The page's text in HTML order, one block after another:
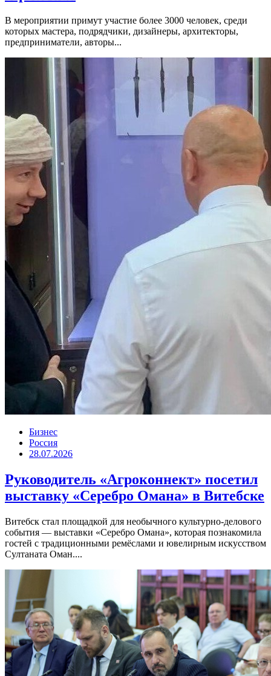
В мероприятии примут участие более 3000 человек, среди
которых мастера, подрядчики, дизайнеры, архитекторы,
предприниматели, авторы...
Бизнес
Россия
28.07.2026
Руководитель «Агроконнект» посетил
выставку «Серебро Омана» в Витебске
Витебск стал площадкой для необычного культурно-делового
события — выставки «Серебро Омана», которая познакомила
гостей с традиционными ремёслами и ювелирным искусством
Султаната Оман....